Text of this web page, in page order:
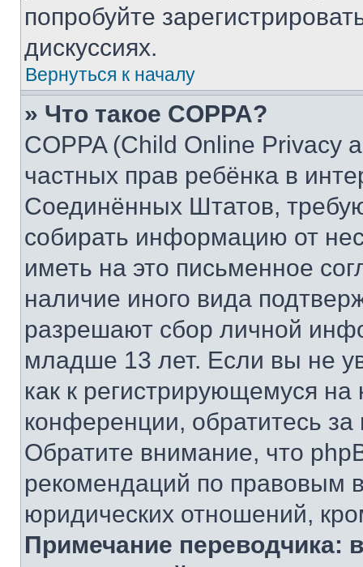
попробуйте
дискуссиях.
Вернуться к началу
» Что такое COPPA?
COPPA (Child Online Privacy
частных прав ребёнка в
Соединённых Штатов,
собирать информацию от
иметь на это письменное
наличие иного вида
разрешают сбор личной
младше 13 лет. Если вы не
как к регистрирующемуся
конференции, обратитесь
Обратите внимание, что
рекомендаций по правовым
юридических отношений,
Примечание переводчика: